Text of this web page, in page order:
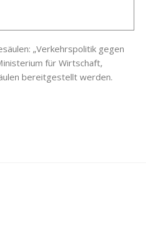
„Verkehrspolitik gegen
für Wirtschaft,
bereitgestellt werden.